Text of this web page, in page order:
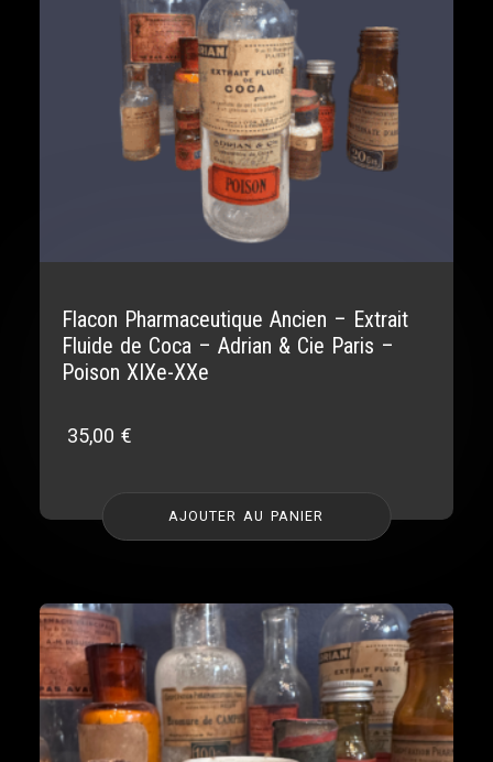
Flacon Pharmaceutique Ancien – Extrait
Fluide de Coca – Adrian & Cie Paris –
Poison XIXe-XXe
35,00€
AJOUTER AU PANIER